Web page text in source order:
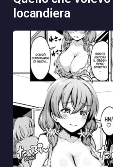
locandiera